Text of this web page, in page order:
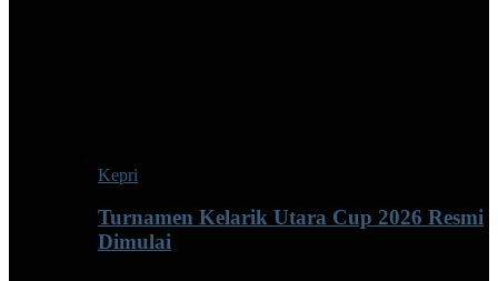
Kepri
Turnamen Kelarik Utara Cup 2026 Resmi
Dimulai